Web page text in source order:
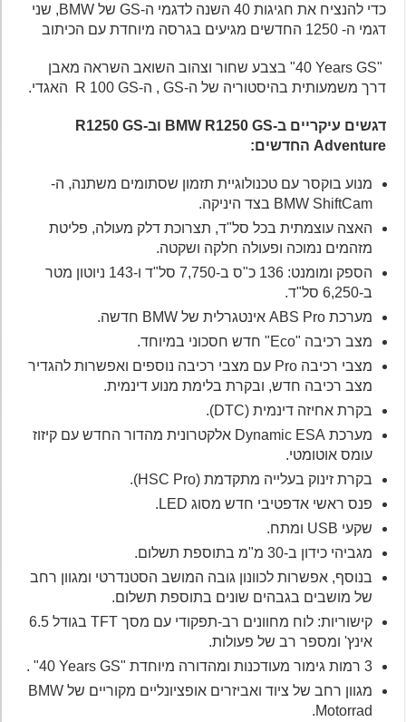
כדי להנציח את חגיגות 40 השנה לדגמי ה-GS של BMW, שני
דגמי ה- 1250 החדשים מגיעים בגרסה מיוחדת עם הכיתוב
"40‎ Years GS" בצבע שחור וצהוב השואב השראה מאבן
דרך משמעותית בהיסטוריה של ה-GS , ה-R 100 GS האגדי.
דגשים עיקריים ב- BMW R1250 GSוב-R1250 GS
Adventureהחדשים:
מנוע בוקסר עם טכנולוגיית תזמון שסתומים משתנה, ה-
BMW ShiftCam בצד היניקה.
האצה עוצמתית בכל סל"ד, תצרוכת דלק מעולה, פליטת
מזהמים נמוכה ופעולה חלקה ושקטה.
הספק ומומנט: 136 כ"ס ב-7,750 סל"ד ו-143 ניוטון מטר
מערכת ABS Pro אינטגרלית של BMW חדשה.
מצב רכיבה "Eco" חדש חסכוני במיוחד.
מצבי רכיבה Pro עם מצבי רכיבה נוספים ואפשרות להגדיר
מצב רכיבה חדש, ובקרת בלימת מנוע דינמית.
בקרת אחיזה דינמית (DTC).
מערכת Dynamic ESA אלקטרונית מהדור החדש עם קיזוז
עומס אוטומטי.
בקרת זינוק בעלייה מתקדמת (HSC Pro).
פנס ראשי אדפטיבי חדש מסוג LED.
שקעי USB ומתח.
מגביהי כידון ב-30 מ"מ בתוספת תשלום.
בנוסף, אפשרות לכוונון גובה המושב הסטנדרטי ומגוון רחב
של מושבים בגבהים שונים בתוספת תשלום.
קישוריות: לוח מחוונים רב-תפקודי עם מסך TFT בגודל 6.5
אינץ' ומספר רב של פעולות.
3 רמות גימור מעודכנות ומהדורה מיוחדת "40‎ Years GS" .
מגוון רחב של ציוד ואביזרים אופציונליים מקוריים של BMW
Motorrad.